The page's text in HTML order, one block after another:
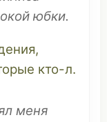
юбки.
,
кто-л.
меня